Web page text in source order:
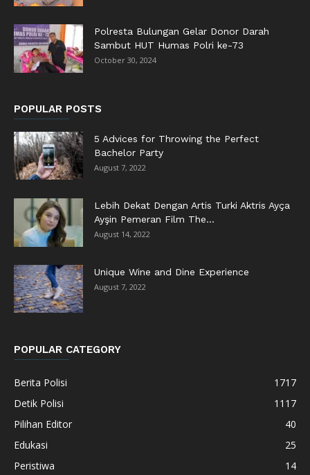
Polresta Bulungan Gelar Donor Darah
Sambut HUT Humas Polri ke-73
October 30, 2024
POPULAR POSTS
5 Advices for Throwing the Perfect
Bachelor Party
August 7, 2022
Lebih Dekat Dengan Artis Turki Aktris Ayça
Ayşin Pemeran Film The...
August 14, 2022
Unique Wine and Dine Experience
August 7, 2022
POPULAR CATEGORY
Berita Polisi
1717
Detik Polisi
1117
Pilihan Editor
40
Edukasi
25
Peristiwa
14